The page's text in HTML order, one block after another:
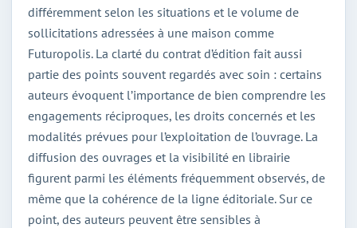
différemment selon les situations et le volume de
sollicitations adressées à une maison comme
Futuropolis. La clarté du contrat d’édition fait aussi
partie des points souvent regardés avec soin : certains
auteurs évoquent l’importance de bien comprendre les
engagements réciproques, les droits concernés et les
modalités prévues pour l’exploitation de l’ouvrage. La
diffusion des ouvrages et la visibilité en librairie
figurent parmi les éléments fréquemment observés, de
même que la cohérence de la ligne éditoriale. Sur ce
point, des auteurs peuvent être sensibles à